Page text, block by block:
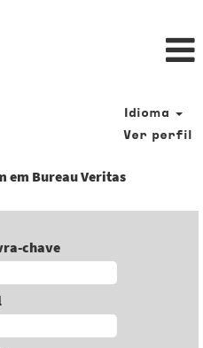
Idioma
Ver perfil
em Bureau Veritas(página
chave